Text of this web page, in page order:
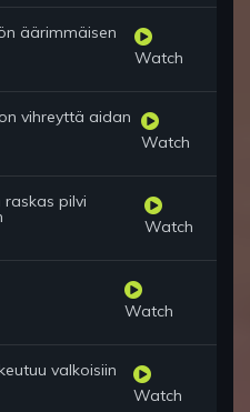
äärimmäisen
Watch
vihreyttä aidan
Watch
raskas pilvi
Watch
Watch
valkoisiin
Watch